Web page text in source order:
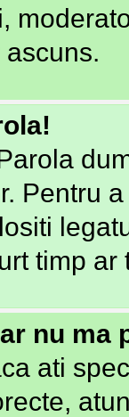
Pentru
timp
nu ma
ati